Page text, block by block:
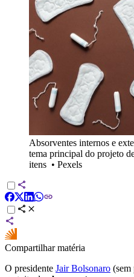
Absorventes internos e
tema principal do projeto
itens • Pexels
Compartilhar matéria
O presidente Jair Bolsonaro (sem